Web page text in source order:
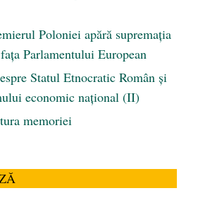
Poloniei apără supremația
Parlamentului European
Statul Etnocratic Român şi
economic naţional (II)
memoriei